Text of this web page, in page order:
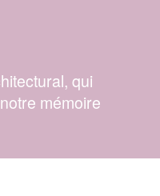
qui
mémoire